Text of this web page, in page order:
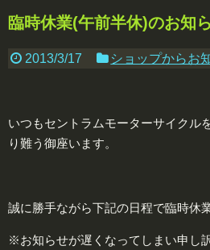
臨時休業(午前半休)のお知
2013/3/17 ショップからお
いつもセントラムモーターサイクル
り難う御座います。
誠に勝手ながら下記の日程で臨時休
※お知らせが遅くなってしまい申し